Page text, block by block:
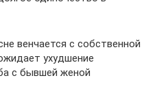
венчается с собственной
ухудшение
с бывшей женой